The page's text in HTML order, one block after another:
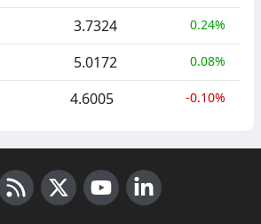
3.7324 0.24%
5.0172 0.08%
4.6005 -0.10%